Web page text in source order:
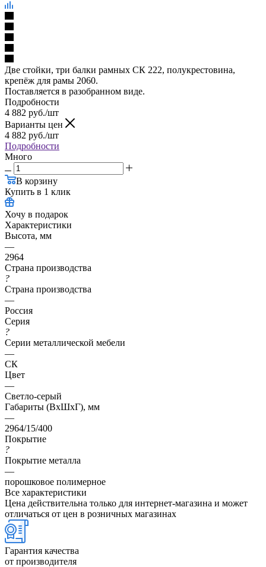
Две стойки, три балки рамных СК 222, полукрестовина,
крепёж для рамы 2060.
Поставляется в разобранном виде.
Подробности
4 882 руб./шт
Варианты цен
4 882 руб./шт
Подробности
Много
В корзину
Купить в 1 клик
Хочу в подарок
Характеристики
Высота, мм
—
2964
Страна производства
?
Страна производства
—
Россия
Серия
?
Серии металлической мебели
—
СК
Цвет
—
Светло-серый
Габариты (ВхШхГ), мм
—
2964/15/400
Покрытие
?
Покрытие металла
—
порошковое полимерное
Все характеристики
Цена действительна только для интернет-магазина и может
отличаться от цен в розничных магазинах
Гарантия качества
от производителя